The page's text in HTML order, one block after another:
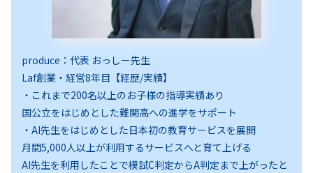
produce：代表 おっしー先生
Laf創業・経営8年目【経歴/実績】
・これまで200名以上のお子様の指導実績あり
国公立をはじめとした難関高への進学をサポート
・AI先生をはじめとした日本初の教育サービスを展開
月間5,000人以上が利用するサービスへと育て上げる
AI先生を利用したことで模試C判定からA判定まで上がったと